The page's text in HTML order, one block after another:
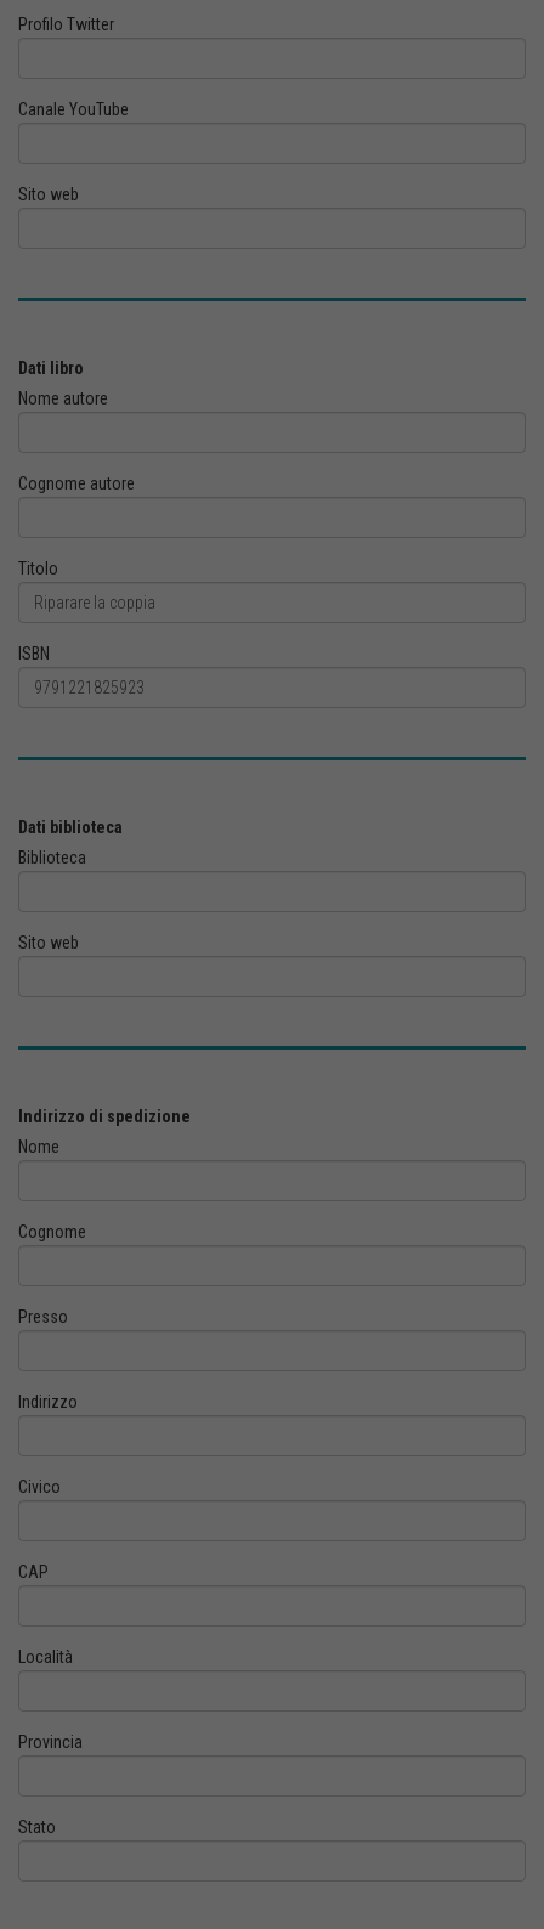
Profilo Twitter
Canale YouTube
Sito web
Dati libro
Nome autore
Cognome autore
Titolo
ISBN
Dati biblioteca
Biblioteca
Sito web
Indirizzo di spedizione
Nome
Cognome
Presso
Indirizzo
Civico
CAP
Località
Provincia
Stato